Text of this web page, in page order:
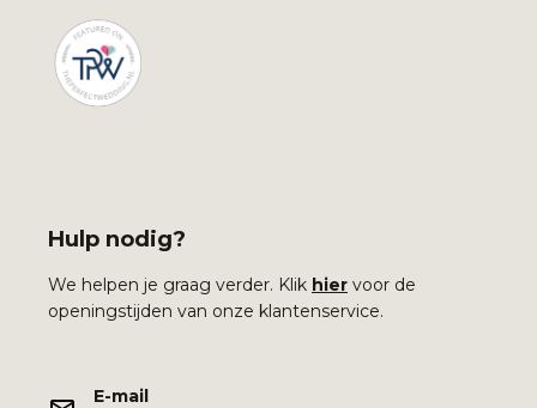
Hulp nodig?
We helpen je graag verder. Klik hier voor de
openingstijden van onze klantenservice.
E-mail